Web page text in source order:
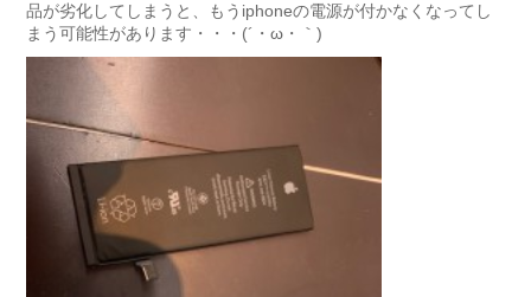
品が劣化してしまうと、もうiphoneの電源が付かなくなってし
まう可能性があります・・・(´・ω・｀)